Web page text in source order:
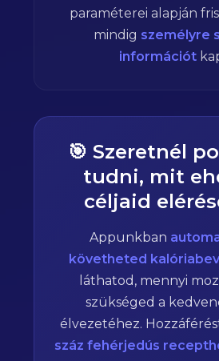
paraméterei alapján
mindig személyre
információt
🎯 Szeretnél
tudni, mit
céljaid
Appunkban
követheted
láthatod, mennyi
szükséged a
élvezetéhez.
száz fehérjedús